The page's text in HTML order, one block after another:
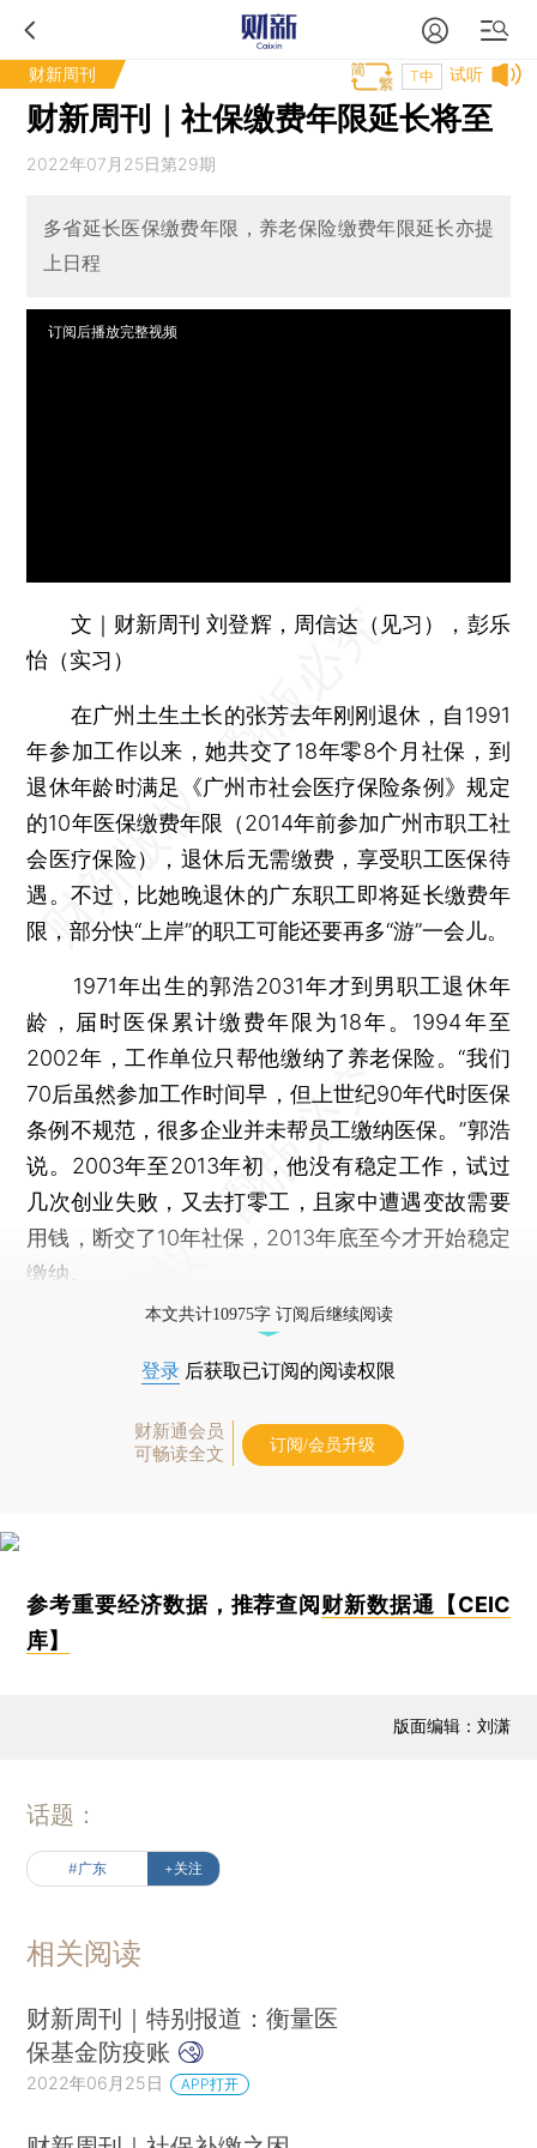
财新周刊 试听
T中
财新周刊｜社保缴费年限延长将至
2022年07月25日第29期
多省延长医保缴费年限，养老保险缴费年限延长亦提
上日程
订阅后播放完整视频
文｜财新周刊 刘登辉，周信达（见习），彭乐
怡（实习）
在广州土生土长的张芳去年刚刚退休，自1991
年参加工作以来，她共交了18年零8个月社保，到
退休年龄时满足《广州市社会医疗保险条例》规定
的10年医保缴费年限（2014年前参加广州市职工社
会医疗保险），退休后无需缴费，享受职工医保待
遇。不过，比她晚退休的广东职工即将延长缴费年
限，部分快“上岸”的职工可能还要再多“游”一会儿。
1971年出生的郭浩2031年才到男职工退休年
龄，届时医保累计缴费年限为18年。1994年至
2002年，工作单位只帮他缴纳了养老保险。“我们
70后虽然参加工作时间早，但上世纪90年代时医保
条例不规范，很多企业并未帮员工缴纳医保。”郭浩
说。2003年至2013年初，他没有稳定工作，试过
几次创业失败，又去打零工，且家中遭遇变故需要
用钱，断交了10年社保，2013年底至今才开始稳定
缴纳。
本文共计10975字 订阅后继续阅读
登录 后获取已订阅的阅读权限
财新通会员
可畅读全文
订阅/会员升级
参考重要经济数据，推荐查阅 财新数据通【CEIC
库】
版面编辑：刘潇
话题：
#广东 +关注
相关阅读
财新周刊｜特别报道：衡量医
保基金防疫账
2022年06月25日 APP打开